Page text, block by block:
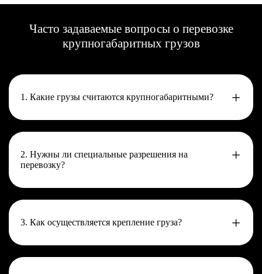
Часто задаваемые вопросы о перевозке
крупногабаритных грузов
1. Какие грузы считаются крупногабаритными?
2. Нужны ли специальные разрешения на
перевозку?
3. Как осуществляется крепление груза?